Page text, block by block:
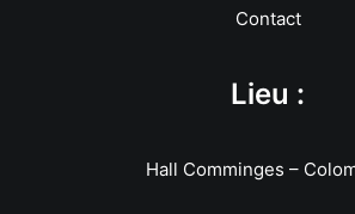
Contact
Lieu :
Hall Comminges –